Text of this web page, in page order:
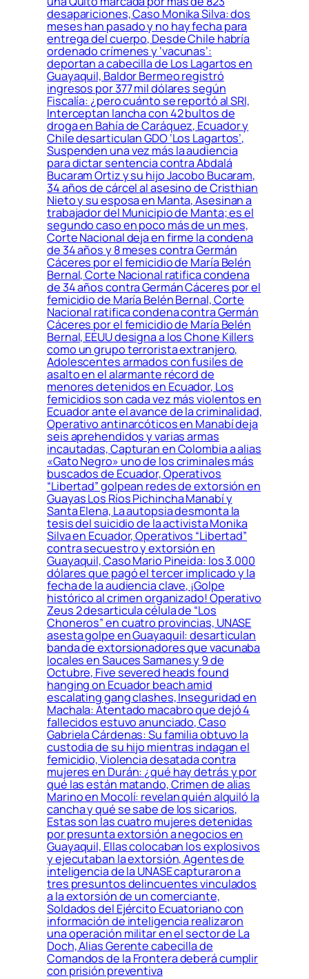
desapariciones, Caso Monika Silva: dos
meses han pasado y no hay fecha para
entrega del cuerpo, Desde Chile habría
ordenado crímenes y ‘vacunas’:
deportan a cabecilla de Los Lagartos en
Guayaquil, Baldor Bermeo registró
ingresos por 377 mil dólares según
Fiscalía: ¿pero cuánto se reportó al SRI,
Interceptan lancha con 42 bultos de
droga en Bahía de Caráquez, Ecuador y
Chile desarticulan GDO ‘Los Lagartos’,
Suspenden una vez más la audiencia
para dictar sentencia contra Abdalá
Bucaram Ortiz y su hijo Jacobo Bucaram,
34 años de cárcel al asesino de Cristhian
Nieto y su esposa en Manta, Asesinan a
trabajador del Municipio de Manta; es el
segundo caso en poco más de un mes,
Corte Nacional deja en firme la condena
de 34 años y 8 meses contra Germán
Cáceres por el femicidio de María Belén
Bernal, Corte Nacional ratifica condena
de 34 años contra Germán Cáceres por el
femicidio de María Belén Bernal, Corte
Nacional ratifica condena contra Germán
Cáceres por el femicidio de María Belén
Bernal, EEUU designa a los Chone Killers
como un grupo terrorista extranjero,
Adolescentes armados con fusiles de
asalto en el alarmante récord de
menores detenidos en Ecuador, Los
femicidios son cada vez más violentos en
Ecuador ante el avance de la criminalidad,
Operativo antinarcóticos en Manabí deja
seis aprehendidos y varias armas
incautadas, Capturan en Colombia a alias
«Gato Negro» uno de los criminales más
buscados de Ecuador, Operativos
“Libertad” golpean redes de extorsión en
Guayas Los Ríos Pichincha Manabí y
Santa Elena, La autopsia desmonta la
tesis del suicidio de la activista Monika
Silva en Ecuador, Operativos “Libertad”
contra secuestro y extorsión en
Guayaquil, Caso Mario Pineida: los 3.000
dólares que pagó el tercer implicado y la
fecha de la audiencia clave, ¡Golpe
histórico al crimen organizado! Operativo
Zeus 2 desarticula célula de “Los
Choneros” en cuatro provincias, UNASE
asesta golpe en Guayaquil: desarticulan
banda de extorsionadores que vacunaba
locales en Sauces Samanes y 9 de
Octubre, Five severed heads found
hanging on Ecuador beach amid
escalating gang clashes, Inseguridad en
Machala: Atentado macabro que dejó 4
fallecidos estuvo anunciado, Caso
Gabriela Cárdenas: Su familia obtuvo la
custodia de su hijo mientras indagan el
femicidio, Violencia desatada contra
mujeres en Durán: ¿qué hay detrás y por
qué las están matando, Crimen de alias
Marino en Mocolí: revelan quién alquiló la
cancha y qué se sabe de los sicarios,
Estas son las cuatro mujeres detenidas
por presunta extorsión a negocios en
Guayaquil, Ellas colocaban los explosivos
y ejecutaban la extorsión, Agentes de
inteligencia de la UNASE capturaron a
tres presuntos delincuentes vinculados
a la extorsión de un comerciante,
Soldados del Ejército Ecuatoriano con
información de inteligencia realizaron
una operación militar en el sector de La
Doch, Alias Gerente cabecilla de
Comandos de la Frontera deberá cumplir
con prisión preventiva